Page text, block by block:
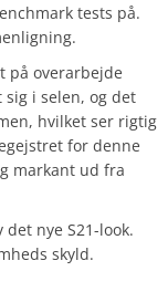
tests på.
på overarbejde
sig i selen, og det
hvilket ser rigtig
for denne
markant ud fra
det nye S21-look.
skyld.